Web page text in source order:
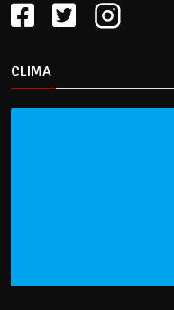
CLIMA